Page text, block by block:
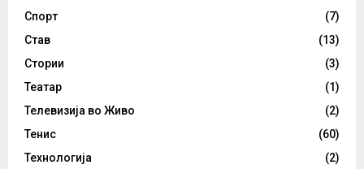
Спорт
(7)
Став
(13)
Стории
(3)
Театар
(1)
Телевизија во Живо
(2)
Тенис
(60)
Технологија
(2)